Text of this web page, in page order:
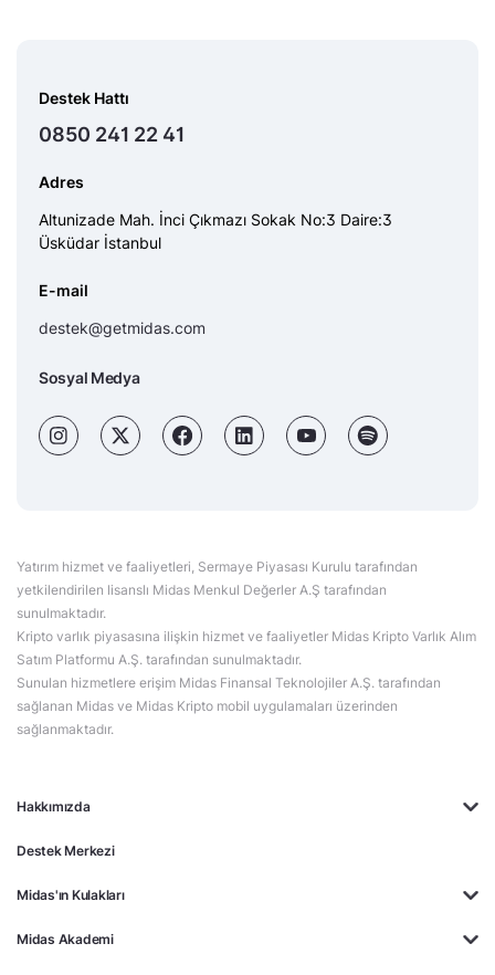
Hakkımızda
Destek Merkezi
Midas'ın Kulakları
Midas Akademi
Destek Hattı
0850 241 22 41
Adres
Altunizade Mah. İnci Çıkmazı Sokak No:3 Daire:3
Üsküdar İstanbul
E-mail
destek@getmidas.com
Sosyal Medya
Yatırım hizmet ve faaliyetleri, Sermaye Piyasası Kurulu tarafından
yetkilendirilen lisanslı Midas Menkul Değerler A.Ş tarafından
sunulmaktadır.
Kripto varlık piyasasına ilişkin hizmet ve faaliyetler Midas Kripto Varlık Alım
Satım Platformu A.Ş. tarafından sunulmaktadır.
Sunulan hizmetlere erişim Midas Finansal Teknolojiler A.Ş. tarafından
sağlanan Midas ve Midas Kripto mobil uygulamaları üzerinden
sağlanmaktadır.